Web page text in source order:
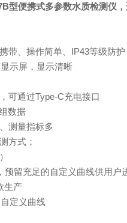
型便携式多参数水质检测仪
带、操作简单、IP43等级防护
示屏，显示清晰
可通过Type-C充电接口
数据
测量指标多
方式；
预留充足的自定义曲线供用户
生产
定义曲线